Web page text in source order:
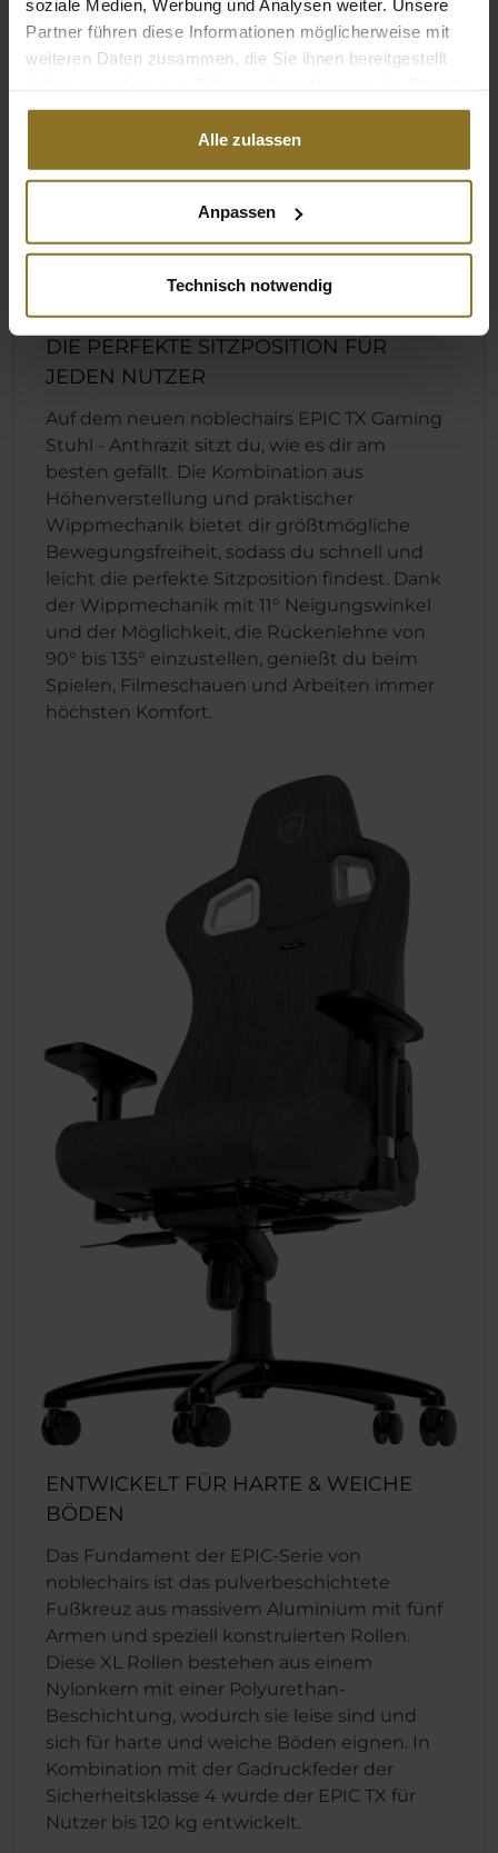
soziale Medien, Werbung und Analysen weiter. Unsere
Partner führen diese Informationen möglicherweise mit
weiteren Daten zusammen, die Sie ihnen bereitgestellt
gesammelt haben.
Alle zulassen
Anpassen
Technisch notwendig
DIE PERFEKTE SITZPOSITION FÜR
JEDEN NUTZER
Auf dem neuen noblechairs EPIC TX Gaming
Stuhl - Anthrazit sitzt du, wie es dir am
besten gefällt. Die Kombination aus
Höhenverstellung und praktischer
Wippmechanik bietet dir größtmögliche
Bewegungsfreiheit, sodass du schnell und
leicht die perfekte Sitzposition findest. Dank
der Wippmechanik mit 11° Neigungswinkel
und der Möglichkeit, die Rückenlehne von
90° bis 135° einzustellen, genießt du beim
Spielen, Filmeschauen und Arbeiten immer
höchsten Komfort.
ENTWICKELT FÜR HARTE & WEICHE
BÖDEN
Das Fundament der EPIC-Serie von
noblechairs ist das pulverbeschichtete
Fußkreuz aus massivem Aluminium mit fünf
Armen und speziell konstruierten Rollen.
Diese XL Rollen bestehen aus einem
Nylonkern mit einer Polyurethan-
Beschichtung, wodurch sie leise sind und
sich für harte und weiche Böden eignen. In
Kombination mit der Gadruckfeder der
Sicherheitsklasse 4 wurde der EPIC TX für
Nutzer bis 120 kg entwickelt.